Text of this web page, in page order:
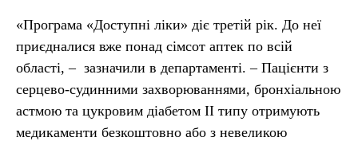
«Програма «Доступні ліки» діє третій рік. До неї
приєдналися вже понад сімсот аптек по всій
області, – зазначили в департаменті. – Пацієнти з
серцево-судинними захворюваннями, бронхіальною
астмою та цукровим діабетом ІІ типу отримують
медикаменти безкоштовно або з невеликою